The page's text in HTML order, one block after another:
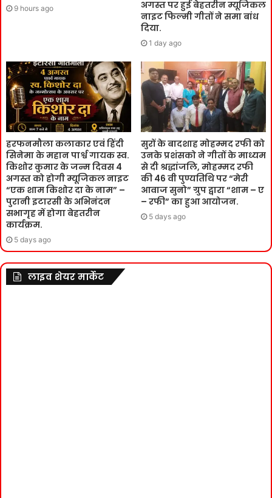
9 hours ago
अगस्त पर हुई बेहतरीन म्यूजिकल
नाइट फिल्मी गीतों ने समा बांध
दिया.
1 day ago
हरफनमौला कलाकार एवं हिंदी
सिनेमा के महान पार्श्व गायक स्व.
किशोर कुमार के जन्म दिवस 4
अगस्त को होगी म्यूजिकल नाइट
“एक शाम किशोर दा के नाम” –
पुरानी इटारसी के अभिनंदन
सभागृह में होगा बेहतरीन
कार्यक्रम.
5 days ago
सुरों के बादशाह मोहम्मद रफी को
उनके प्रशंसको ने गीतों के माध्यम
से दी श्रद्धांजलि, मोहम्मद रफी
की 46 वी पुण्यतिथि पर “मेरी
आवाज सुनो” ग्रुप द्वारा “शाम – ए
– रफी” का हुआ आयोजन.
5 days ago
लाइव शेयर मार्केट